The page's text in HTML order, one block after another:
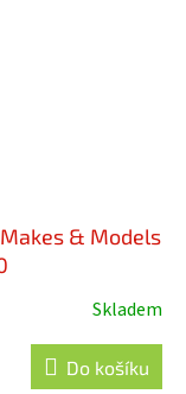
Makes & Models
Skladem
Do košíku